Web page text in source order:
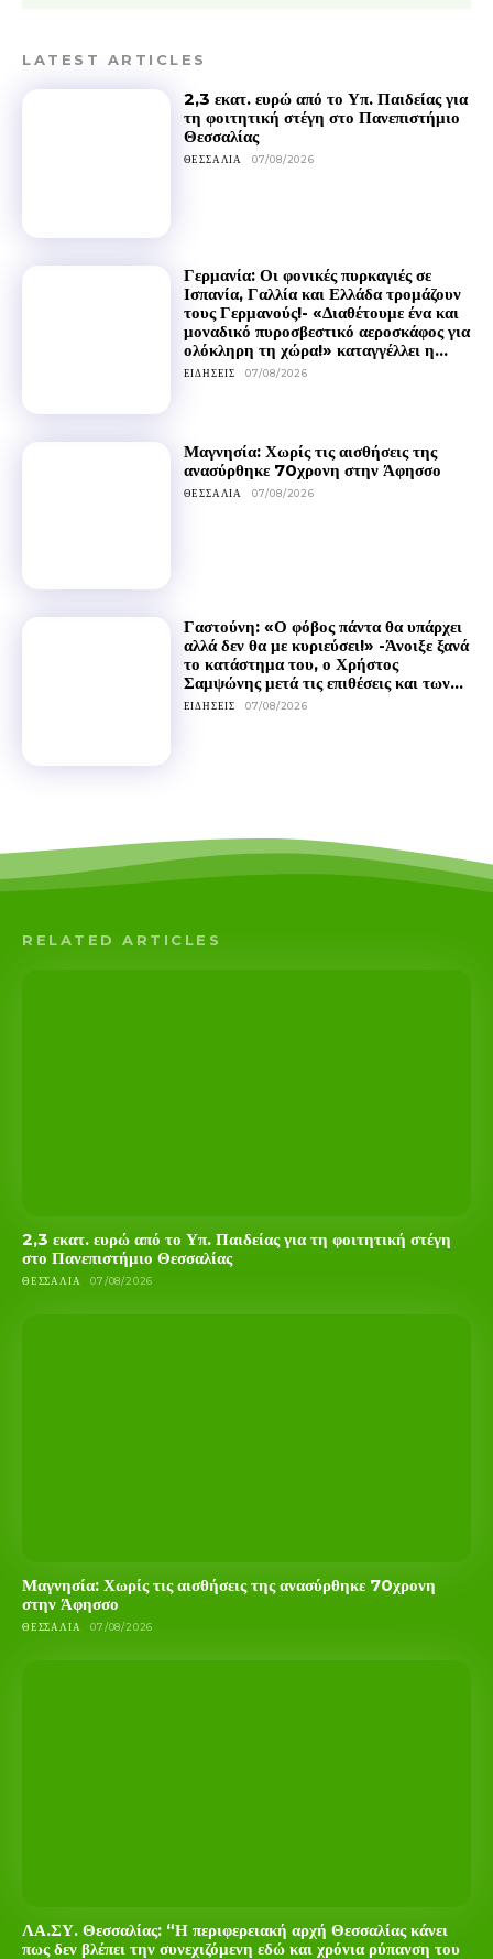
LATEST ARTICLES
2,3 εκατ. ευρώ από το Υπ. Παιδείας για
τη φοιτητική στέγη στο Πανεπιστήμιο
Θεσσαλίας
ΘΕΣΣΑΛΊΑ 07/08/2026
Γερμανία: Οι φονικές πυρκαγιές σε
Ισπανία, Γαλλία και Ελλάδα τρομάζουν
τους Γερμανούς!- «Διαθέτουμε ένα και
μοναδικό πυροσβεστικό αεροσκάφος για
ολόκληρη τη χώρα!» καταγγέλλει η...
ΕΙΔΉΣΕΙΣ 07/08/2026
Μαγνησία: Χωρίς τις αισθήσεις της
ανασύρθηκε 70χρονη στην Άφησσο
ΘΕΣΣΑΛΊΑ 07/08/2026
Γαστούνη: «Ο φόβος πάντα θα υπάρχει
αλλά δεν θα με κυριεύσει!» -Άνοιξε ξανά
το κατάστημα του, ο Χρήστος
Σαμψώνης μετά τις επιθέσεις και των...
ΕΙΔΉΣΕΙΣ 07/08/2026
RELATED ARTICLES
2,3 εκατ. ευρώ από το Υπ. Παιδείας για τη φοιτητική στέγη
στο Πανεπιστήμιο Θεσσαλίας
ΘΕΣΣΑΛΊΑ 07/08/2026
Μαγνησία: Χωρίς τις αισθήσεις της ανασύρθηκε 70χρονη
στην Άφησσο
ΘΕΣΣΑΛΊΑ 07/08/2026
ΛΑ.ΣΥ. Θεσσαλίας: “Η περιφερειακή αρχή Θεσσαλίας κάνει
πως δεν βλέπει την συνεχιζόμενη εδώ και χρόνια ρύπανση του